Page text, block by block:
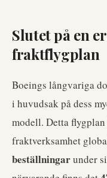
Slutet på en
fraktflygplan
Boeings långvariga
i huvudsak på dess
modell. Detta
fraktverksamhet
beställningarunder